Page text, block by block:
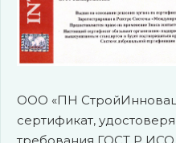
ООО «ПН
сертификат,